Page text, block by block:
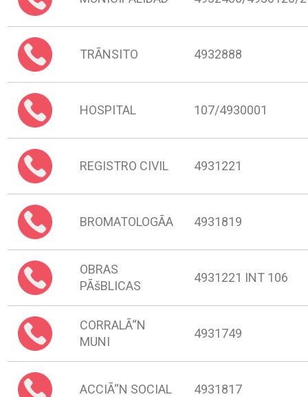
TRÃNSITO 4932888
HOSPITAL 107/4930001
REGISTRO CIVIL 4931221
BROMATOLOGÃA 4931819
OBRAS
PÃšBLICAS
4931221 INT 106
CORRALÃ“N
MUNI
4931749
ACCIÃ“N SOCIAL 4931817